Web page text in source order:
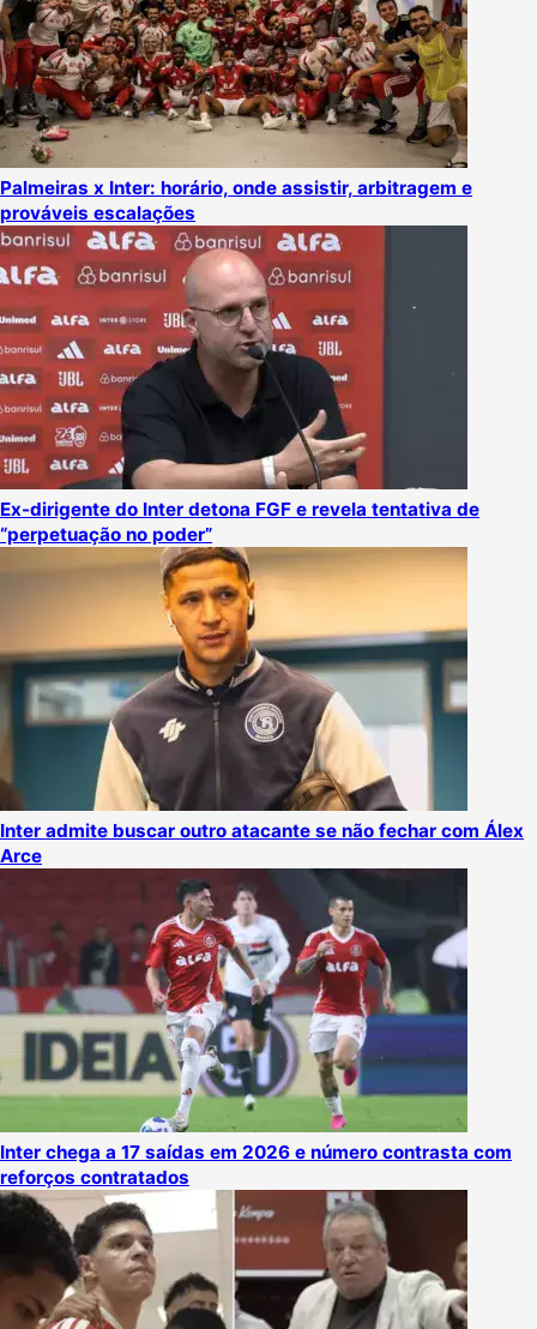
Palmeiras x Inter: horário, onde assistir, arbitragem e
prováveis escalações
Ex-dirigente do Inter detona FGF e revela tentativa de
“perpetuação no poder”
Inter admite buscar outro atacante se não fechar com Álex
Arce
Inter chega a 17 saídas em 2026 e número contrasta com
reforços contratados